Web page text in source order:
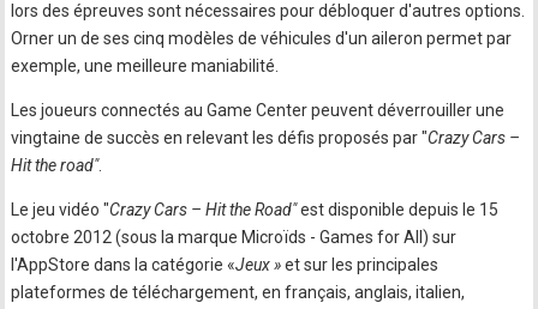
lors des épreuves sont nécessaires pour débloquer d'autres options.
Orner un de ses cinq modèles de véhicules d'un aileron permet par
exemple, une meilleure maniabilité.
Les joueurs connectés au Game Center peuvent déverrouiller une
vingtaine de succès en relevant les défis proposés par "Crazy Cars –
Hit the road".
Le jeu vidéo "Crazy Cars – Hit the Road"est disponible depuis le 15
octobre 2012 (sous la marque Microïds - Games for All) sur
l'AppStore dans la catégorie «Jeux »et sur les principales
plateformes de téléchargement, en français, anglais, italien,